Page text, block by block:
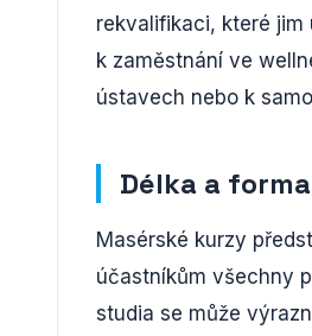
rekvalifikaci, které jim
k zaměstnání ve
ústavech nebo k
Délka a
Masérské kurzy
účastníkům všechny
studia se může